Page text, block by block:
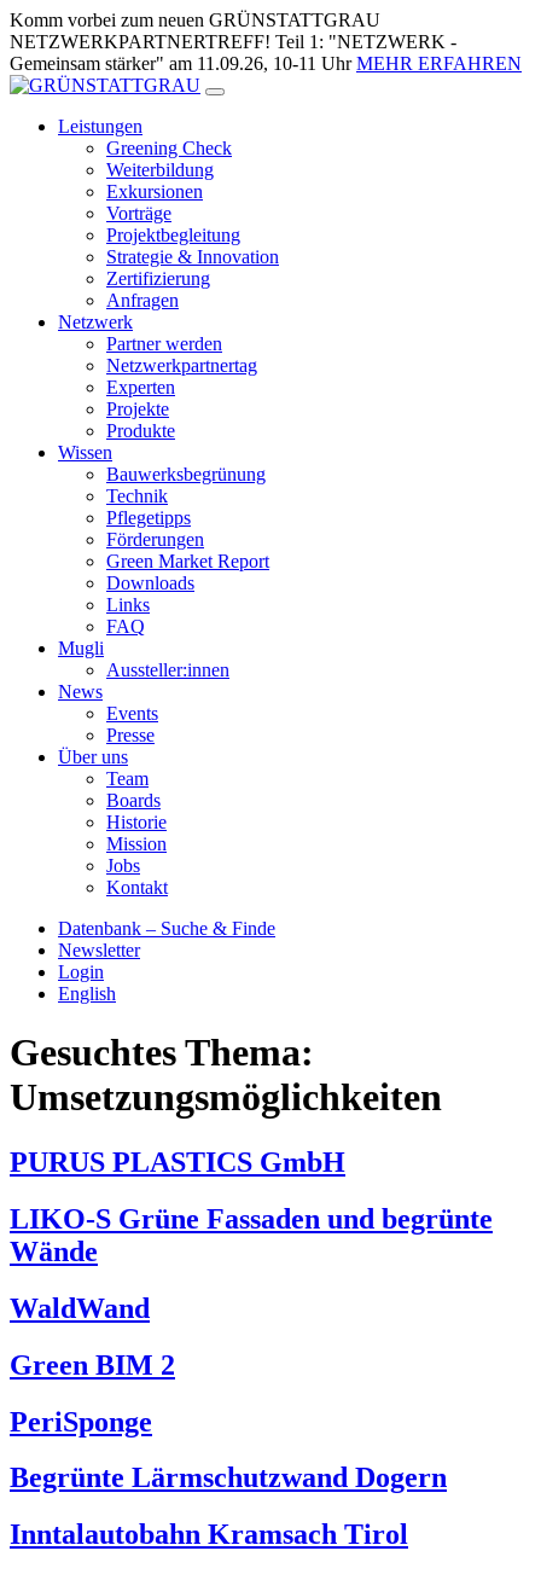
Zum
Inhalt
springen
Komm vorbei zum neuen GRÜNSTATTGRAU
NETZWERKPARTNERTREFF! Teil 1: "NETZWERK -
Gemeinsam stärker" am 11.09.26, 10-11 UhrMEHR ERFAHREN
Leistungen
Greening Check
Weiterbildung
Exkursionen
Vorträge
Projektbegleitung
Strategie & Innovation
Zertifizierung
Anfragen
Netzwerk
Partner werden
Netzwerkpartnertag
Experten
Projekte
Produkte
Wissen
Bauwerksbegrünung
Technik
Pflegetipps
Förderungen
Green Market Report
Downloads
Links
FAQ
Mugli
Aussteller:innen
News
Events
Presse
Über uns
Team
Boards
Historie
Mission
Jobs
Kontakt
Datenbank – Suche & Finde
Newsletter
Login
English
Gesuchtes Thema:
Umsetzungsmöglichkeiten
PURUS PLASTICS GmbH
LIKO-S Grüne Fassaden und begrünte
Wände
WaldWand
Green BIM 2
PeriSponge
Begrünte Lärmschutzwand Dogern
Inntalautobahn Kramsach Tirol